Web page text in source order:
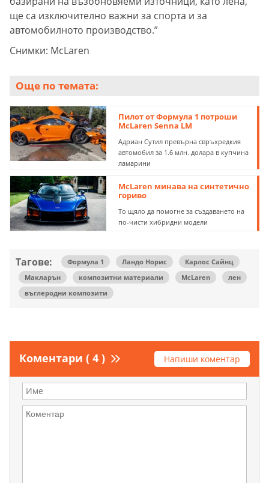
ще са изключително важни за спорта и за
автомобилното производство.”
Снимки: McLaren
Още по темата:
Пилот от Формула 1 потроши
McLaren Senna LM
Адриан Сутил превърна свръхредкия
автомобил за 1.6 млн. долара в купчина
ламарини
McLaren минава на синтетично
гориво
То щяло да помогне за създаването на
по-чисти хибридни модели
Тагове: Формула 1 Ландо Норис
Карлос Сайнц
Макларън
композитни материали McLaren
лен
въглеродни композити
Коментари ( 4 ) Напиши коментар